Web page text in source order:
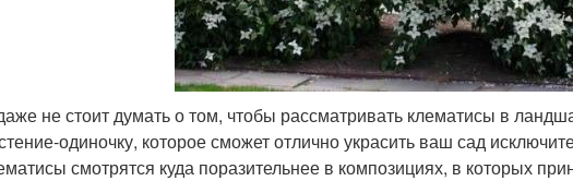
не стоит думать о том, чтобы рассматривать клематисы в
одиночку, которое сможет отлично украсить ваш сад
смотрятся куда поразительнее в композициях, в которых